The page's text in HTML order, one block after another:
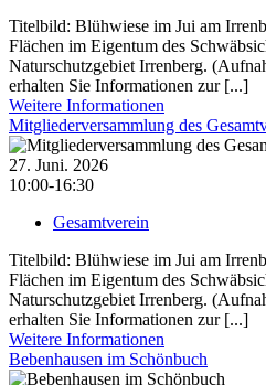
Titelbild: Blühwiese im Jui am
Flächen im Eigentum des
Naturschutzgebiet Irrenberg.
erhalten Sie Informationen zur [...]
Weitere Informationen
Mitgliederversammlung des
27. Juni. 2026
10:00-16:30
Gesamtverein
Titelbild: Blühwiese im Jui am
Flächen im Eigentum des
Naturschutzgebiet Irrenberg.
erhalten Sie Informationen zur [...]
Weitere Informationen
Bebenhausen im Schönbuch